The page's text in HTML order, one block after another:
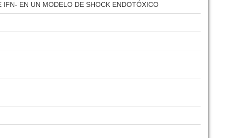
EN UN MODELO DE SHOCK ENDOTÓXICO